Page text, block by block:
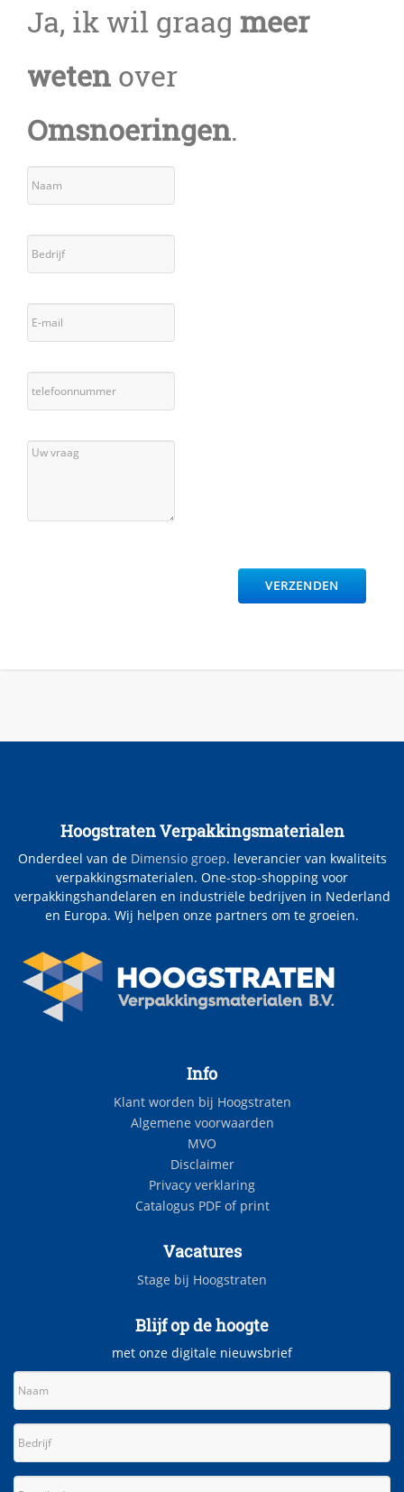
Ja, ik wil graag meer
weten over
Omsnoeringen.
Hoogstraten Verpakkingsmaterialen
Onderdeel van de Dimensio groep. leverancier van kwaliteits
verpakkingsmaterialen. One-stop-shopping voor
verpakkingshandelaren en industriële bedrijven in Nederland
en Europa. Wij helpen onze partners om te groeien.
Info
Klant worden bij Hoogstraten
Algemene voorwaarden
MVO
Disclaimer
Privacy verklaring
Catalogus PDF of print
Vacatures
Stage bij Hoogstraten
Blijf op de hoogte
met onze digitale nieuwsbrief